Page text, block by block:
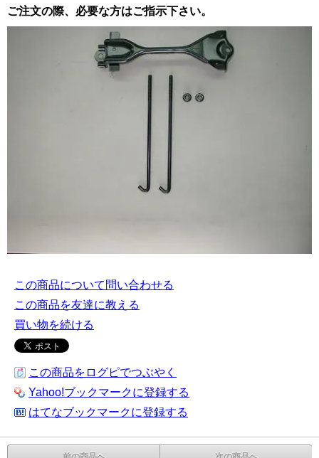
ご注文の際、必要な方はご指示下さい。
この商品について問い合わせる
この商品を友達に教える
買い物を続ける
この商品をログピでつぶやく
Yahoo!ブックマークに登録する
はてなブックマークに登録する